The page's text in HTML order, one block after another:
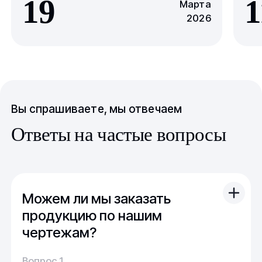
19
Марта
2026
Вы спрашиваете, мы отвечаем
Ответы на частые вопросы
Можем ли мы заказать
продукцию по нашим
чертежам?
Вы можете отправить свой чертеж/проект